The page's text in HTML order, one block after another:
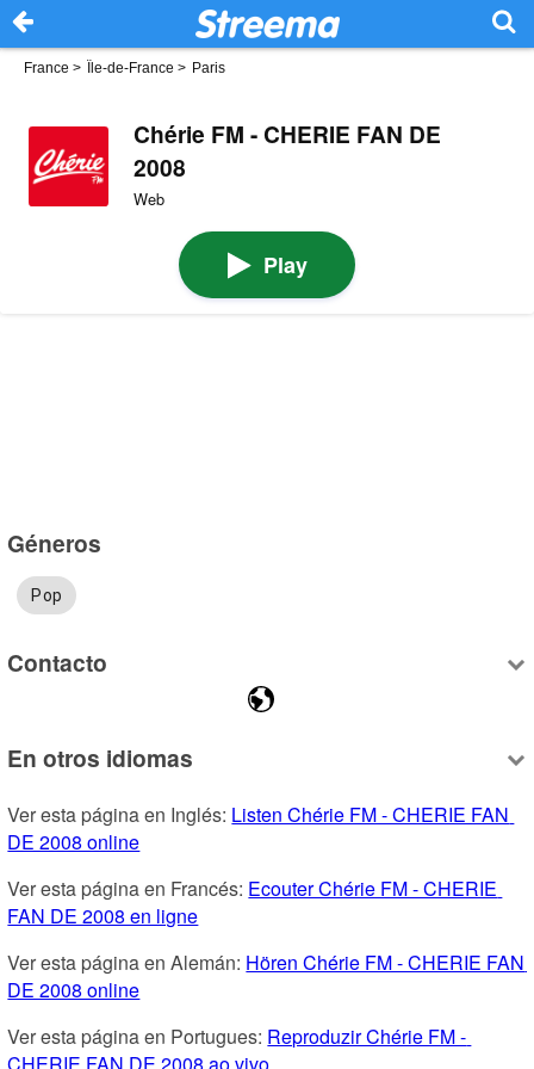
France > Île-de-France > Paris
Chérie FM - CHERIE FAN DE
2008
Web
Play
Géneros
Pop
Contacto
En otros idiomas
Ver esta página en Inglés: Listen Chérie FM - CHERIE FAN
DE 2008 online
Ver esta página en Francés: Ecouter Chérie FM - CHERIE
FAN DE 2008 en ligne
Ver esta página en Alemán: Hören Chérie FM - CHERIE FAN
DE 2008 online
Ver esta página en Portugues: Reproduzir Chérie FM -
CHERIE FAN DE 2008 ao vivo